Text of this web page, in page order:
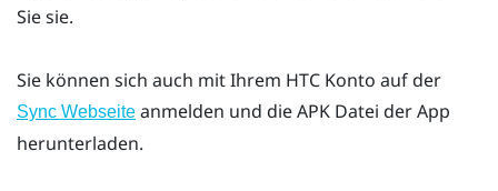
Sie sie.
Sie können sich auch mit Ihrem HTC Konto auf der
Sync Webseite anmelden und die APK Datei der App
herunterladen.